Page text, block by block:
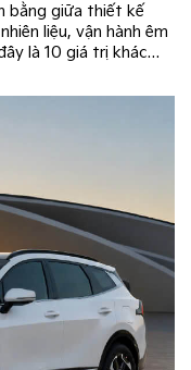
bằng giữa thiết kế
liệu, vận hành êm
là 10 giá trị khác